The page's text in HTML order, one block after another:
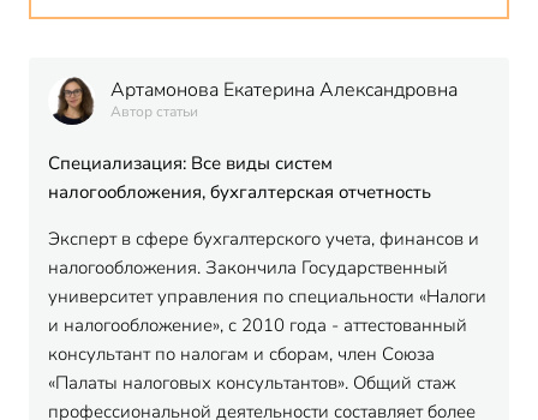
Артамонова Екатерина Александровна
Автор статьи
Специализация: Все виды систем
налогообложения, бухгалтерская отчетность
Эксперт в сфере бухгалтерского учета, финансов и
налогообложения. Закончила Государственный
университет управления по специальности «Налоги
и налогообложение», с 2010 года - аттестованный
консультант по налогам и сборам, член Союза
«Палаты налоговых консультантов». Общий стаж
профессиональной деятельности составляет более